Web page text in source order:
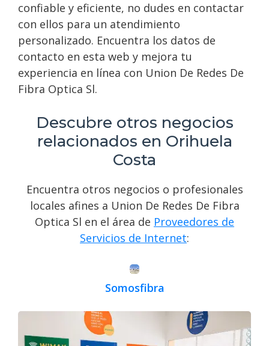
confiable y eficiente, no dudes en contactar
con ellos para un atendimiento
personalizado. Encuentra los datos de
contacto en esta web y mejora tu
experiencia en línea con Union De Redes De
Fibra Optica Sl.
Descubre otros negocios
relacionados en Orihuela
Costa
Encuentra otros negocios o profesionales
locales afines a Union De Redes De Fibra
Optica Sl en el área de Proveedores de
Servicios de Internet:
Somosfibra